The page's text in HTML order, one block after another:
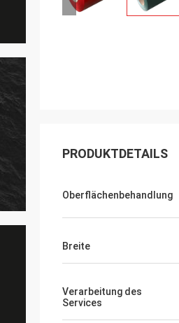
bin ein großer Freund.
darauf vor, mehrPRODUKTDETAILS
Oberflächenbehandlung
Breite
Verarbeitung des
Services